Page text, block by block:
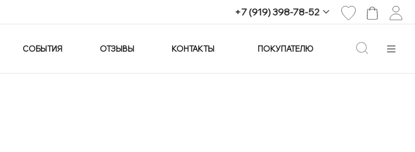
+7 (919) 398-78-52
+7 (919) 398-78-52
СОБЫТИЯ ОТЗЫВЫ КОНТАКТЫ ПОКУПАТЕЛЮ